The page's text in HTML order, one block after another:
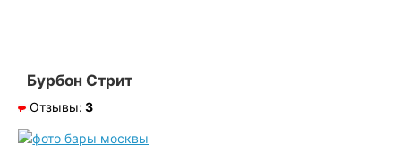
Бурбон Стрит
Отзывы: 3